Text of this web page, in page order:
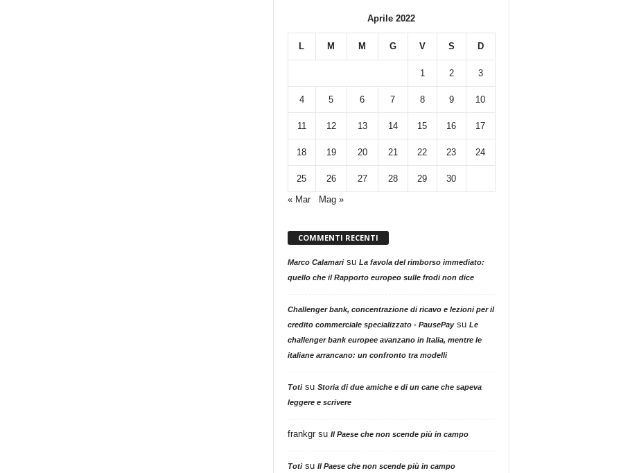
Aprile 2022
L M M G V S D
1 2 3
4 5 6 7 8 9 10
11 12 13 14 15 16 17
18 19 20 21 22 23 24
25 26 27 28 29
30
« Mar
Mag »
COMMENTI RECENTI
Marco Calamarisu La favola del rimborso immediato:
quello che il Rapporto europeo sulle frodi non dice
Challenger bank, concentrazione di ricavo e lezioni per il
credito commerciale specializzato - PausePaysu Le
challenger bank europee avanzano in Italia, mentre le
italiane arrancano: un confronto tra modelli
Totisu Storia di due amiche e di un cane che sapeva
leggere e scrivere
frankgrsu Il Paese che non scende più in campo
Totisu Il Paese che non scende più in campo